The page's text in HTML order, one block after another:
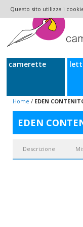
camerette
Home / EDEN
EDEN
Descrizione
singolo
giroletto è molto
riordinare la
solito ordinata ma
cuscino
maniera comoda
Questo sito utilizza i